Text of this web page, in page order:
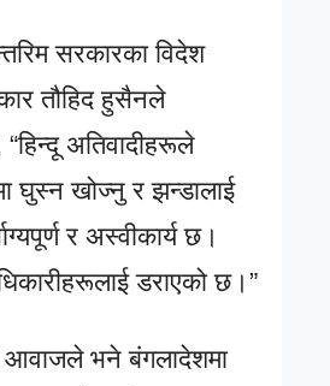
सरकारका विदेश
तौहिद हुसैनले
अतिवादीहरूले
घुस्न खोज्नु र झन्डालाई
र अस्वीकार्य छ।
डराएको छ।”
आवाजले भने बंगलादेशमा